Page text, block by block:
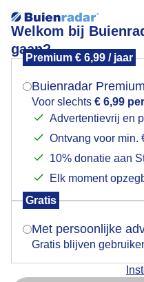
Welkom bij
gaan?
Premium € 6,99 / jaar
Buienradar Premium
Voor slechts € 6,99
Advertentievrij en
Ontvang voor min.
10% donatie aan
Elk moment
Gratis
Met persoonlijke
Gratis blijven
Nog maar een zonnige
Mogen we je
Indien je hier nog
verschijnt er zo een
Is goed,
Nu niet,